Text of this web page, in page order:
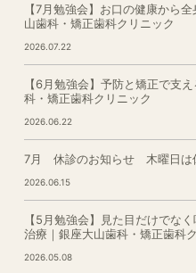
【7月勉強会】お口の健康から
山歯科・矯正歯科クリニック
2026.07.22
【6月勉強会】予防と矯正で支
科・矯正歯科クリニック
2026.06.22
7月 休診のお知らせ 木曜日は
2026.06.15
【5月勉強会】見た目だけでな
治療｜銀座大山歯科・矯正歯科
2026.05.08